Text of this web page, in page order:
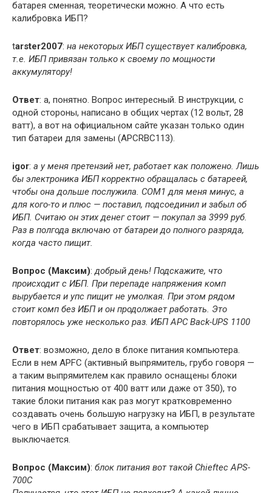
батарея сменная, теоретически можно. А что есть
калибровка ИБП?
tarster2007: на некоторых ИБП существует калибровка,
т.е. ИБП привязан только к своему по мощности
аккумулятору!
Ответ: а, понятно. Вопрос интересный. В инструкции, с
одной стороны, написано в общих чертах (12 вольт, 28
ватт), а вот на официальном сайте указан только один
тип батареи для замены (APCRBC113).
igor: а у меня претензий нет, работает как положено. Лишь
бы электроника ИБП корректно обращалась с батареей,
чтобы она дольше послужила. СОМ1 для меня минус, а
для кого-то и плюс — поставил, подсоединил и забыл об
ИБП. Считаю он этих денег стоит — покупал за 3999 руб.
Раз в полгода включаю от батареи до полного разряда,
когда часто пищит.
Вопрос (Максим):добрый день! Подскажите, что
происходит с ИБП. При перепаде напряжения комп
вырубается и упс пищит не умолкая. При этом рядом
стоит комп без ИБП и он продолжает работать. Это
повторялось уже несколько раз. ИБП APC Back-UPS 1100
Ответ: возможно, дело в блоке питания компьютера.
Если в нем APFC (активный выпрямитель, грубо говоря —
а таким выпрямителем как правило оснащены блоки
питания мощностью от 400 ватт или даже от 350), то
такие блоки питания как раз могут кратковременно
создавать очень большую нагрузку на ИБП, в результате
чего в ИБП срабатывает защита, а компьютер
выключается.
Вопрос (Максим): блок питания вот такой Chieftec APS-
700C